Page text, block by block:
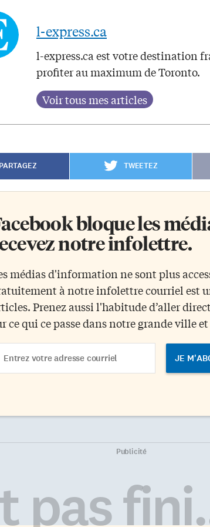
l-express.ca
l-express.ca est votre destination
profiter au maximum de Toronto.
TWEETEZ
bloque les
notre infolettre.
médias d'information ne sont plus
à notre infolettre courriel est
Prenez aussi l'habitude d’aller
ce qui ce passe dans notre grande ville
Publicité
pas